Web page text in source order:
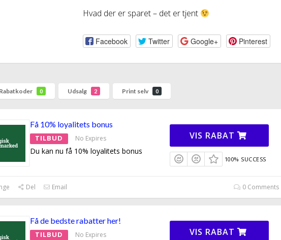
Hvad der er sparet – det er tjent
Facebook Twitter Google+ Pinterest
Rabatkoder 0 Udsalg 2 Print selv 0
Få 10% loyalitets bonus
TILBUD No Expires
Du kan nu få 10% loyalitets bonus
VIS RABAT
100% SUCCESS
Del Email 0 Comments
Få de bedste rabatter her!
TILBUD No Expires VIS RABAT